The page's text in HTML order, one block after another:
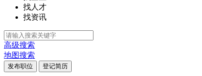
找人才
找资讯
高级搜索
地图搜索
发布职位 登记简历